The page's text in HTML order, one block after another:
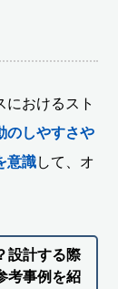
におけるスト
のしやすさや
意識して、オ
設計する際
考事例を紹